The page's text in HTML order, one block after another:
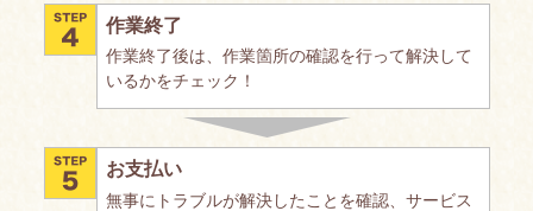
作業終了
作業終了後は、作業箇所の確認を行って解決して
いるかをチェック！
お支払い
無事にトラブルが解決したことを確認、サービス